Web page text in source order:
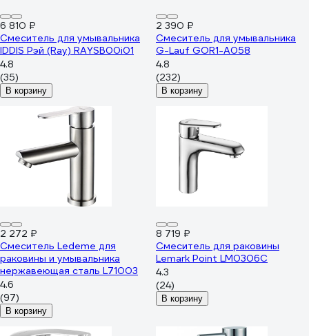
6 810 ₽
Смеситель для умывальника
IDDIS Рэй (Ray) RAYSB00i01
4.8
(35)
В корзину
2 390 ₽
Смеситель для умывальника
G-Lauf GOR1-A058
4.8
(232)
В корзину
2 272 ₽
Смеситель Ledeme для
раковины и умывальника
нержавеющая сталь L71003
4.6
(97)
В корзину
8 719 ₽
Смеситель для раковины
Lemark Point LM0306C
4.3
(24)
В корзину